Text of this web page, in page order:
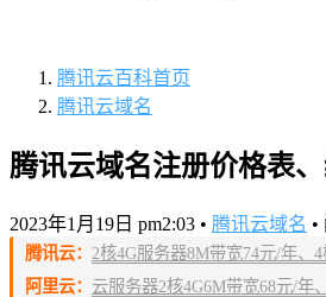
腾讯云百科首页
腾讯云域名
腾讯云域名注册价格表
2023年1月19日 pm2:03 • 腾讯云域名 •
腾讯云： 2核4G服务器8M带宽74元/年、4
阿里云： 云服务器2核4G6M带宽68元/年